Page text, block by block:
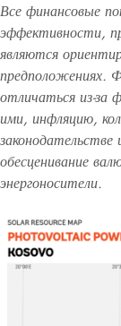
Все финансовые
эффективности,
являются
предположениях.
отличаться из-за
ими, инфляцию,
обесценивание
энергоносители.